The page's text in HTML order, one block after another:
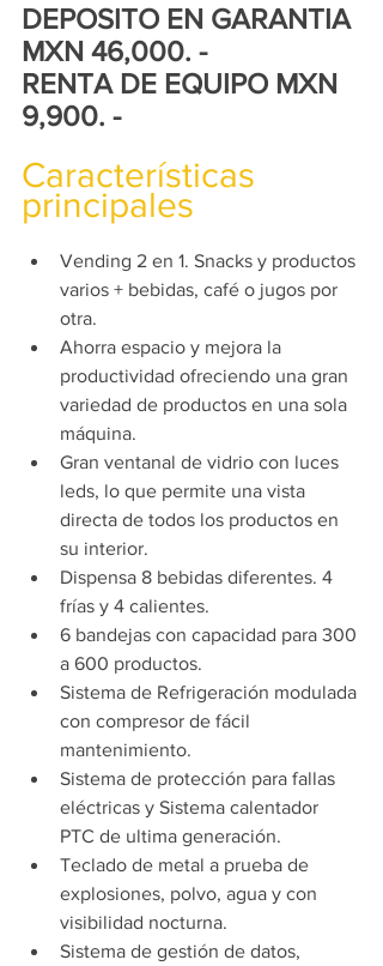
DEPOSITO EN GARANTIA
MXN 46,000. -
RENTA DE EQUIPO MXN
9,900. -
Características
principales
Vending 2 en 1. Snacks y productos
varios + bebidas, café o jugos por
otra.
Ahorra espacio y mejora la
productividad ofreciendo una gran
variedad de productos en una sola
máquina.
Gran ventanal de vidrio con luces
leds, lo que permite una vista
directa de todos los productos en
su interior.
Dispensa 8 bebidas diferentes. 4
frías y 4 calientes.
6 bandejas con capacidad para 300
a 600 productos.
Sistema de Refrigeración modulada
con compresor de fácil
mantenimiento.
Sistema de protección para fallas
eléctricas y Sistema calentador
PTC de ultima generación.
Teclado de metal a prueba de
explosiones, polvo, agua y con
visibilidad nocturna.
Sistema de gestión de datos,